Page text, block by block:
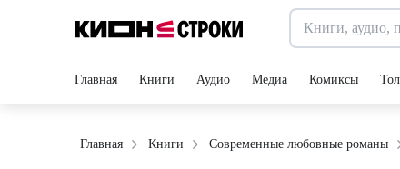
Главная Книги Аудио Медиа Комиксы
Главная Книги Современные любовные романы